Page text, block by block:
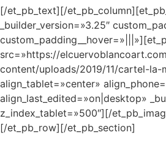
[/et_pb_text][/
_builder_version=»3.25″
src=»https://
content/uploads/2019/11/cartel-la-
align_tablet=»center»
align_last_edited=»on|desktop»
z_index_tablet=»500″][/
[/et_pb_row][/et_pb_section]